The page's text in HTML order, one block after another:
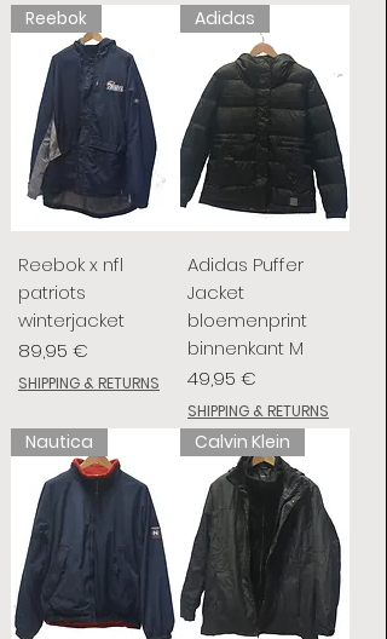
Reebok
Reebok x nfl
patriots
winterjacket
Prix
89,95 €
SHIPPING & RETURNS
Adidas
Adidas Puffer
Jacket
bloemenprint
binnenkant M
Prix
49,95 €
SHIPPING & RETURNS
Nautica Calvin Klein